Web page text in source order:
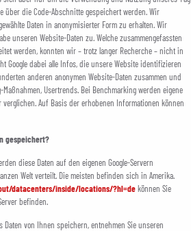
über die Code-Abschnitte gespeichert werden. Wir
Daten in anonymisierter Form zu erhalten. Wir
unseren Website-Daten zu. Welche zusammengefassten
werden, konnten wir – trotz langer Recherche – nicht in
Google dabei alle Infos, die unsere Website identifizieren
anderen anonymen Website-Daten zusammen und
Usertrends. Bei Benchmarking werden eigene
Auf Basis der erhobenen Informationen können
gespeichert?
diese Daten auf den eigenen Google-Servern
Welt verteilt. Die meisten befinden sich in Amerika.
datacenters/inside/locations/?hl=dekönnen Sie
befinden.
Daten von Ihnen speichern, entnehmen Sie unseren